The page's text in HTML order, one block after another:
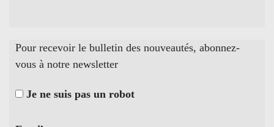
Pour recevoir le bulletin des nouveautés, abonnez-
vous à notre newsletter
Je ne suis pas un robot